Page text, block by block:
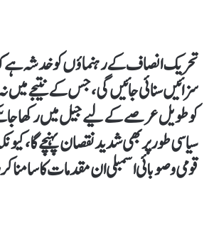
تحریک انصاف کے رہنماؤں کو خدشہ ہے
سزائیں سنائی جائیں گی، جس کے نتیجے
کو طویل عرصے کے لیے جیل میں رکھا جا سکے
سیاسی طور پر بھی شدید نقصان پہنچے گا،
قومی و صوبائی اسمبلی ان مقدمات کا